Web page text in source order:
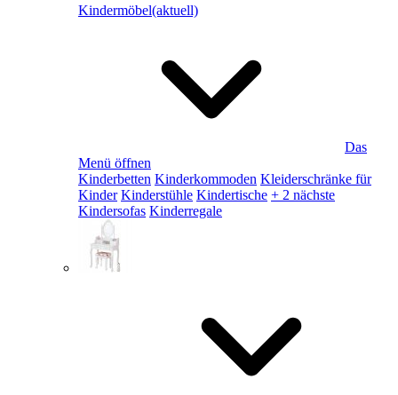
Kindermöbel(aktuell)
Das
Menü öffnen
Kinderbetten Kinderkommoden Kleiderschränke für
Kinder Kinderstühle Kindertische + 2 nächste
Kindersofas Kinderregale